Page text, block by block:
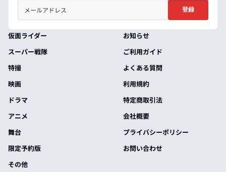
登録
仮面ライダー
スーパー戦隊
特撮
映画
ドラマ
アニメ
舞台
限定予約版
その他
お知らせ
ご利用ガイド
よくある質問
利用規約
特定商取引法
会社概要
プライバシーポリシー
お問い合わせ